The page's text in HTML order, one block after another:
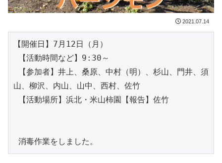
2021.07.14
【開催日】7月12日（月）
山、柳沢、内山、山中、西村、佐竹
消毒作業をしました。